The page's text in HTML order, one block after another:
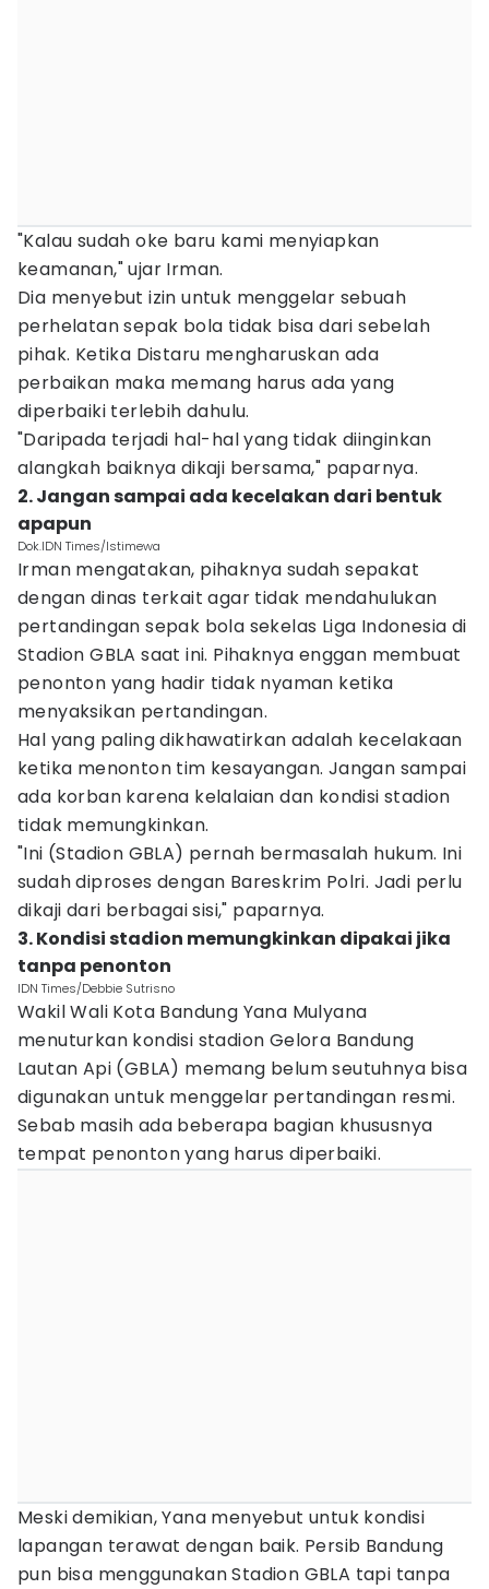
"Kalau sudah oke baru kami menyiapkan
keamanan," ujar Irman.
Dia menyebut izin untuk menggelar sebuah
perhelatan sepak bola tidak bisa dari sebelah
pihak. Ketika Distaru mengharuskan ada
perbaikan maka memang harus ada yang
diperbaiki terlebih dahulu.
"Daripada terjadi hal-hal yang tidak diinginkan
alangkah baiknya dikaji bersama," paparnya.
2. Jangan sampai ada kecelakan dari bentuk
apapun
Dok.IDN Times/Istimewa
Irman mengatakan, pihaknya sudah sepakat
dengan dinas terkait agar tidak mendahulukan
pertandingan sepak bola sekelas Liga Indonesia di
Stadion GBLA saat ini. Pihaknya enggan membuat
penonton yang hadir tidak nyaman ketika
menyaksikan pertandingan.
Hal yang paling dikhawatirkan adalah kecelakaan
ketika menonton tim kesayangan. Jangan sampai
ada korban karena kelalaian dan kondisi stadion
tidak memungkinkan.
"Ini (Stadion GBLA) pernah bermasalah hukum. Ini
sudah diproses dengan Bareskrim Polri. Jadi perlu
dikaji dari berbagai sisi," paparnya.
3. Kondisi stadion memungkinkan dipakai jika
tanpa penonton
IDN Times/Debbie Sutrisno
Wakil Wali Kota Bandung Yana Mulyana
menuturkan kondisi stadion Gelora Bandung
Lautan Api (GBLA) memang belum seutuhnya bisa
digunakan untuk menggelar pertandingan resmi.
Sebab masih ada beberapa bagian khususnya
tempat penonton yang harus diperbaiki.
Meski demikian, Yana menyebut untuk kondisi
lapangan terawat dengan baik. Persib Bandung
pun bisa menggunakan Stadion GBLA tapi tanpa